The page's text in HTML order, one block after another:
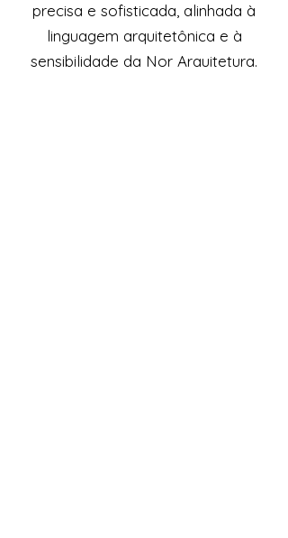
precisa e sofisticada, alinhada à
linguagem arquitetônica e à
sensibilidade da Nor Arquitetura.